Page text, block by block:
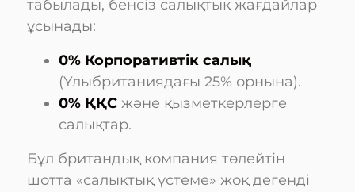
табылады, бенсіз салықтық жағдайлар
ұсынады:
0% Корпоративтік салық
(Ұлыбританиядағы 25% орнына).
0% ҚҚС және қызметкерлерге
салықтар.
Бұл британдық компания төлейтін
шотта «салықтық үстеме» жоқ дегенді